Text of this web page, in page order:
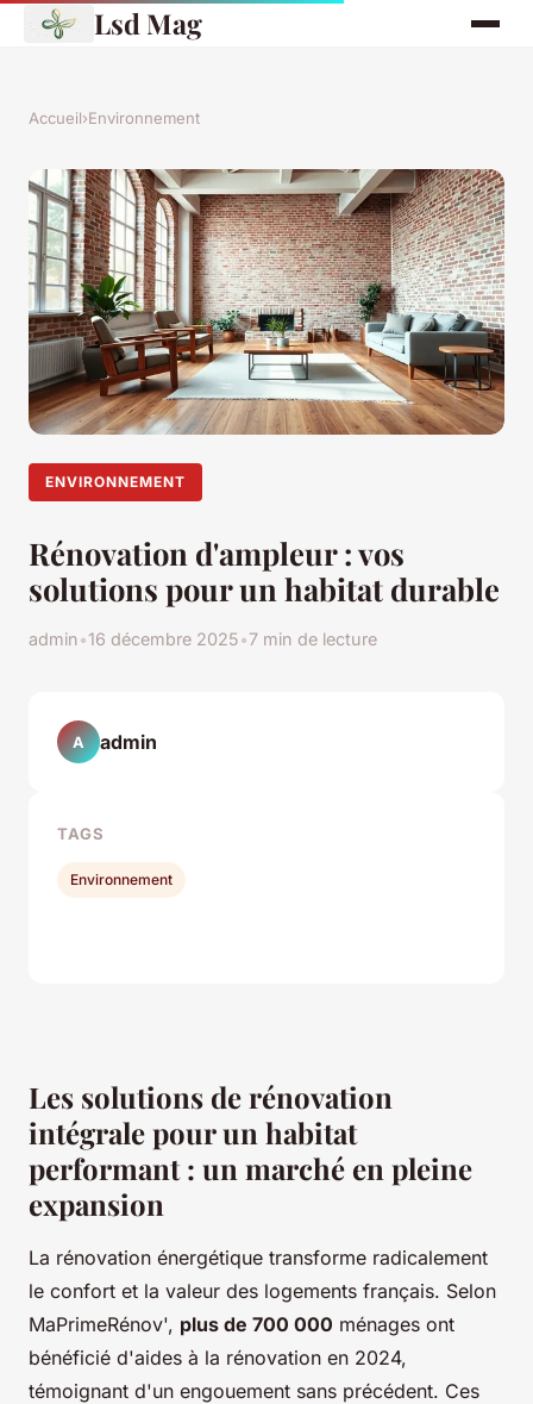
Lsd Mag
Accueil›Environnement
ENVIRONNEMENT
Rénovation d'ampleur : vos
solutions pour un habitat durable
admin•16 décembre 2025•7 min de lecture
Les solutions de rénovation
intégrale pour un habitat
performant : un marché en pleine
expansion
La rénovation énergétique transforme radicalement
le confort et la valeur des logements français. Selon
MaPrimeRénov', plus de 700 000 ménages ont
bénéficié d'aides à la rénovation en 2024,
témoignant d'un engouement sans précédent. Ces
A admin
TAGS
Environnement